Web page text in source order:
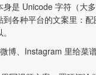
是 Unicode 字符（大
各种平台的文案里：
博、Instagram 里给菜